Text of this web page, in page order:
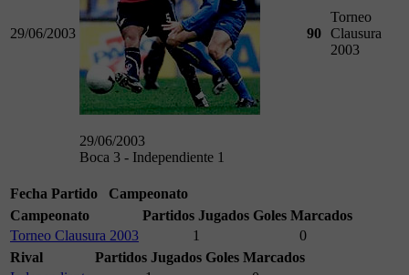
29/06/2003
29/06/2003
Boca 3 - Independiente 1
90
Torneo
Clausura
2003
Fecha Partido
Campeonato
Campeonato
Partidos Jugados Goles Marcados
Torneo Clausura 2003
1
0
Rival
Partidos Jugados Goles Marcados